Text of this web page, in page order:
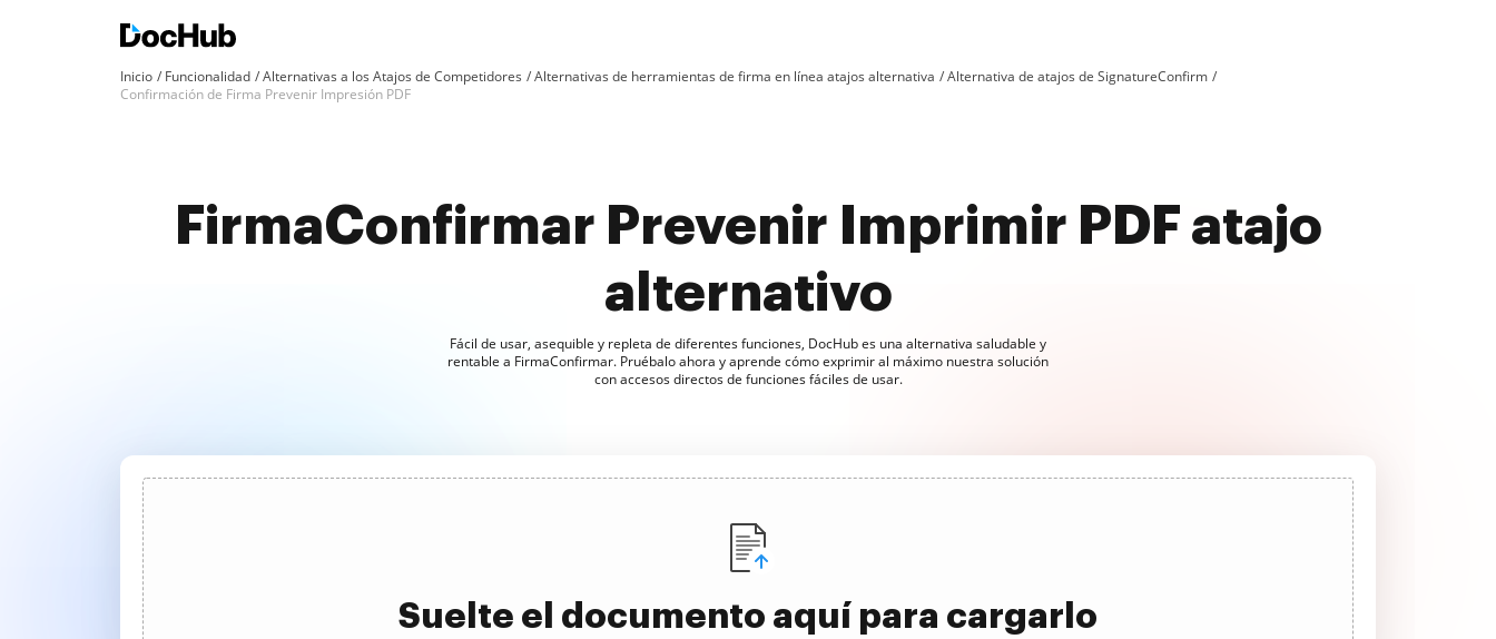
Inicio Funcionalidad Alternativas a los Atajos de Competidores Alternativas de herramientas de firma en línea atajos alternativa
Alternativa de atajos de SignatureConfirm
Confirmación de Firma Prevenir Impresión PDF
FirmaConfirmar Prevenir Imprimir PDF atajo
alternativo
Fácil de usar, asequible y repleta de diferentes funciones, DocHub es una alternativa saludable y
rentable a FirmaConfirmar. Pruébalo ahora y aprende cómo exprimir al máximo nuestra solución
con accesos directos de funciones fáciles de usar.
Suelte el documento aquí para cargarlo